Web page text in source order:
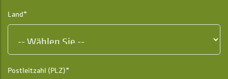
Land*
Postleitzahl (PLZ)*